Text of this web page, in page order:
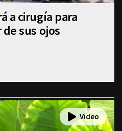
a cirugía para
sus ojos